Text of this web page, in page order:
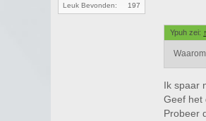
Leuk Bevonden:
197
Ypuh zei: ↑
Ik spaar
Geef het
Probeer